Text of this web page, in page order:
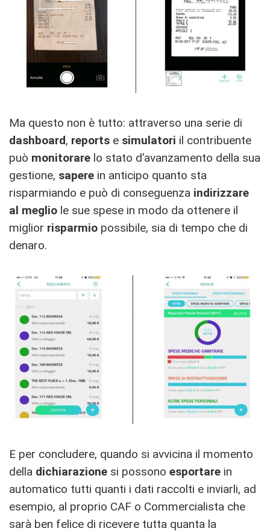
Ma questo non è tutto: attraverso una serie di
dashboard, reports e simulatori il contribuente
può monitorare lo stato d’avanzamento della sua
gestione, sapere in anticipo quanto sta
risparmiando e può di conseguenza indirizzare
al meglio le sue spese in modo da ottenere il
miglior risparmio possibile, sia di tempo che di
denaro.
E per concludere, quando si avvicina il momento
della dichiarazione si possono esportare in
automatico tutti quanti i dati raccolti e inviarli, ad
esempio, al proprio CAF o Commercialista che
sarà ben felice di ricevere tutta quanta la